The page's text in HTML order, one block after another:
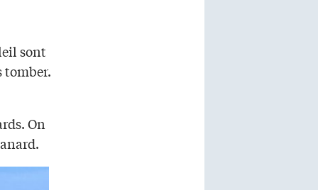
sont
tomber.
On